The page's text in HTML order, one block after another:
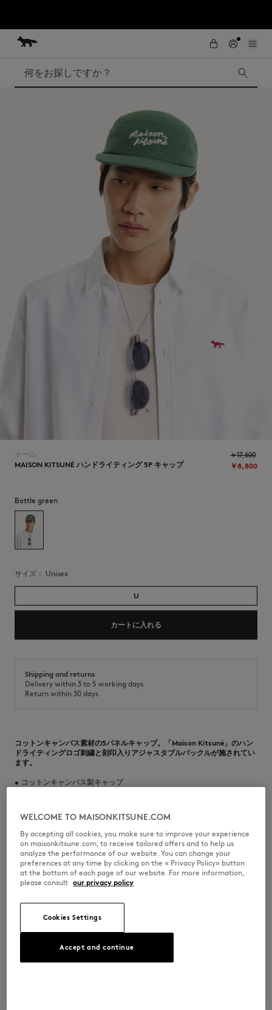
初めてのお買い物が10％オフ
熊本地震の影響により、九州全域でお荷物のお届けに遅延が発生する見込
SUMMER SALE : 2026年春夏コレクションの人気アイテムが、さらにお買
い求めやすくなりました。対象アイテムが最大50%OFF。
コンテンツにスキップ
Skip to Footer
検索
ホーム
MAISON KITSUNÉ ハンドライティング 5P キャップ
￥8,800
￥17,600
Bottle green
サイズ： unisex
U
カートに入れる
Shipping and returns
Delivery within 3 to 5 working days
Return within 30 days
コットンキャンバス素材の5パネルキャップ。「Maison Kitsuné」のハン
ドライティングロゴ刺繍と刻印入りアジャスタブルバックルが施されてい
ます。
• コットンキャンバス製キャップ
フロントに「MaisonKitsuné」のハンドライティングロゴの刺繍
バックに「MaisonKitsuné」とプロフィールフォックスの刻印が入った
調節可能なメタルバックル
※商品画像はサンプルのため、実際の商品とは色味・サイズ・デザイン・
仕様などに一部変更がある場合がございますので、予めご了承ください。
LM06108WB0026-P399
サイズ＆カット
サイズ： UNISEX
素材＆お手入れ方法
WELCOME TO MAISONKITSUNE.COM
By accepting all cookies, you make sure to improve your experience
on maisonkitsune.com, to receive tailored offers and to help us
analyze the performance of our website. You can change your
preferences at any time by clicking on the « Privacy Policy» button
at the bottom of each page of our website. For more information,
please consult our privacy policy
Cookies Settings
Accept and continue